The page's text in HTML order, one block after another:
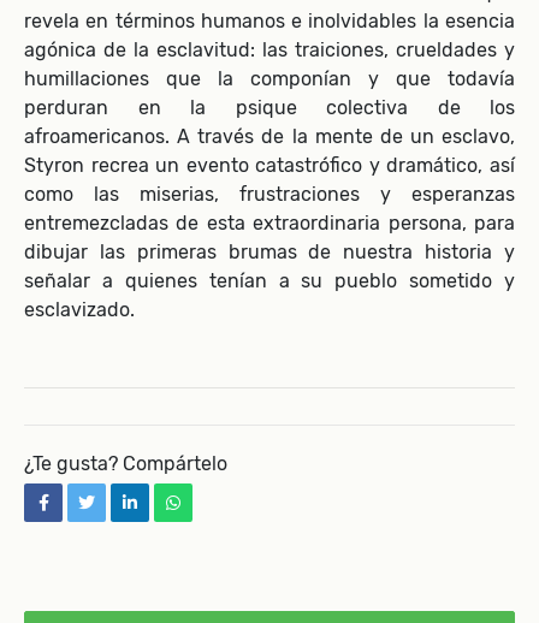
revela en términos humanos e inolvidables la esencia
agónica de la esclavitud: las traiciones, crueldades y
humillaciones que la componían y que todavía
perduran en la psique colectiva de los
afroamericanos. A través de la mente de un esclavo,
Styron recrea un evento catastrófico y dramático, así
como las miserias, frustraciones y esperanzas
entremezcladas de esta extraordinaria persona, para
dibujar las primeras brumas de nuestra historia y
señalar a quienes tenían a su pueblo sometido y
esclavizado.
¿Te gusta? Compártelo
facebooktwitterlinkedinwhatsapp